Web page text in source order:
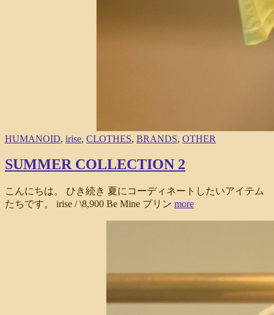
HUMANOID, irise, CLOTHES, BRANDS, OTHER
SUMMER COLLECTION 2
こんにちは。 ひき続き 夏にコーディネートしたいアイテム
たちです。 irise / \8,900 Be Mine プリン more